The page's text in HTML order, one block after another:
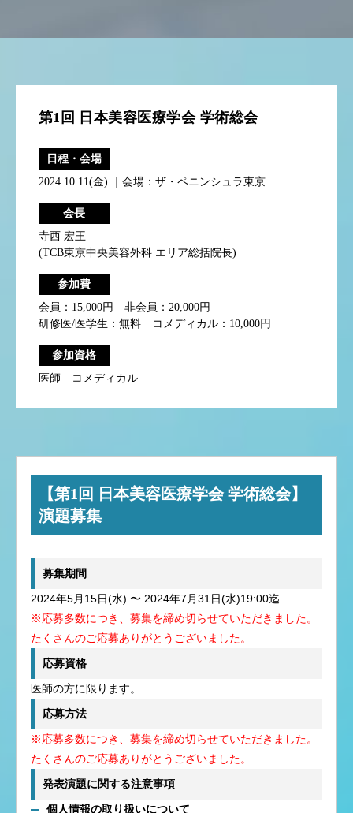
第1回 日本美容医療学会 学術総会
日程・会場
2024.10.11(金) ｜会場：ザ・ペニンシュラ東京
会長
寺西 宏王
(TCB東京中央美容外科 エリア総括院長)
参加費
会員：15,000円 非会員：20,000円
研修医/医学生：無料 コメディカル：10,000円
参加資格
医師 コメディカル
【第1回 日本美容医療学会 学術総会】
演題募集
募集期間
2024年5月15日(水) 〜 2024年7月31日(水)19:00迄
※応募多数につき、募集を締め切らせていただきました。
たくさんのご応募ありがとうございました。
応募資格
医師の方に限ります。
応募方法
※応募多数につき、募集を締め切らせていただきました。
たくさんのご応募ありがとうございました。
発表演題に関する注意事項
個人情報の取り扱いについて